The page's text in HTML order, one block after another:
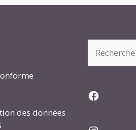
des données
Facebook